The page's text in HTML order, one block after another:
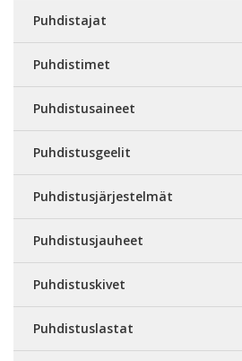
Puhdistajat
Puhdistimet
Puhdistusaineet
Puhdistusgeelit
Puhdistusjärjestelmät
Puhdistusjauheet
Puhdistuskivet
Puhdistuslastat